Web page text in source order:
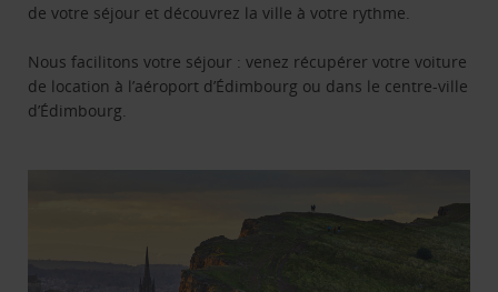
de votre séjour et découvrez la ville à votre rythme.
Nous facilitons votre séjour : venez récupérer votre voiture
de location à l’aéroport d’Édimbourg ou dans le centre-ville
d’Édimbourg.